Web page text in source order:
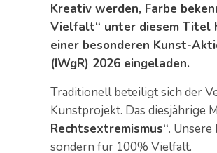
Kreativ werden, Farbe
Vielfalt“ unter diesem Titel
einer besonderen Kunst-
(IWgR) 2026 eingeladen.
Traditionell beteiligt sich der
Kunstprojekt. Das diesjährige
Rechtsextremismus“. Unsere
sondern für 100% Vielfalt.